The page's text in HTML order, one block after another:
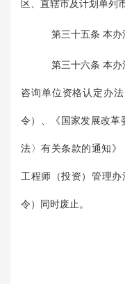
区、直辖市及计划单列
第三十五条 本办
第三十六条 本办
咨询单位资格认定办
令）、《国家发展改革
法〉有关条款的通知》
工程师（投资）管理
令）同时废止。